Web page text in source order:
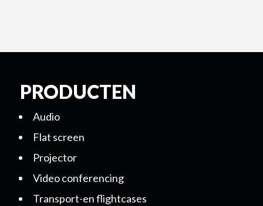
PRODUCTEN
Audio
Flat screen
Projector
Video conferencing
Transport-en flightcases